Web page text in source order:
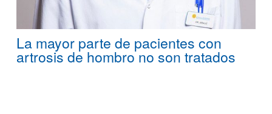
La mayor parte de pacientes con
artrosis de hombro no son tratados